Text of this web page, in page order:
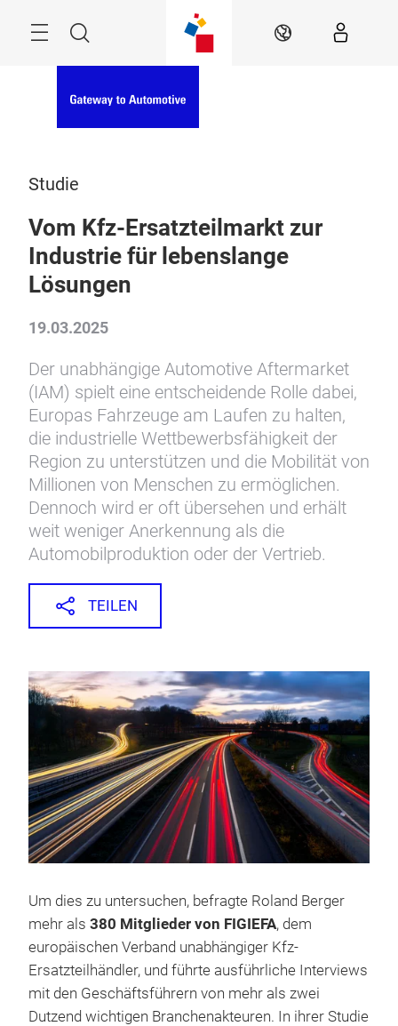
Suche DE
Studie
Vom Kfz-Ersatzteilmarkt zur
Industrie für lebenslange
Lösungen
19.03.2025
Der unabhängige Automotive Aftermarket
(IAM) spielt eine entscheidende Rolle dabei,
Europas Fahrzeuge am Laufen zu halten,
die industrielle Wettbewerbsfähigkeit der
Region zu unterstützen und die Mobilität von
Millionen von Menschen zu ermöglichen.
Dennoch wird er oft übersehen und erhält
weit weniger Anerkennung als die
Automobilproduktion oder der Vertrieb.
TEILEN
Um dies zu untersuchen, befragte Roland Berger
mehr als 380 Mitglieder von FIGIEFA, dem
europäischen Verband unabhängiger Kfz-
Ersatzteilhändler, und führte ausführliche Interviews
mit den Geschäftsführern von mehr als zwei
Dutzend wichtigen Branchenakteuren. In ihrer Studie